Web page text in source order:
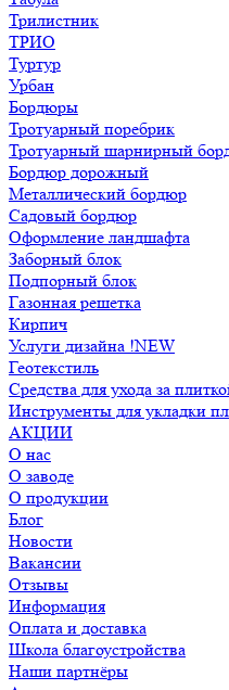
Трилистник
ТРИО
Туртур
Урбан
Бордюры
Тротуарный поребрик
Тротуарный шарнирный
Бордюр дорожный
Металлический бордюр
Садовый бордюр
Оформление ландшафта
Заборный блок
Подпорный блок
Газонная решетка
Кирпич
Услуги дизайна !NEW
Геотекстиль
Средства для ухода за
Инструменты для укладки
АКЦИИ
О нас
О заводе
О продукции
Блог
Новости
Вакансии
Отзывы
Информация
Оплата и доставка
Школа благоустройства
Наши партнёры